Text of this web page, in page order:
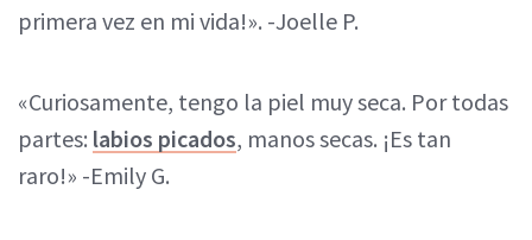
primera vez en mi vida!». -Joelle P.
«Curiosamente, tengo la piel muy seca. Por todas
partes: labios picados, manos secas. ¡Es tan
raro!» -Emily G.